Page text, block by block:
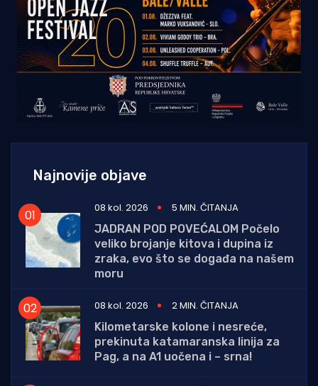
Najnovije objave
08 kol. 2026
5 MIN. ČITANJA
JADRAN POD POVEĆALOM Počelo
veliko brojanje kitova i dupina iz
zraka, evo što se događa na našem
moru
08 kol. 2026
2 MIN. ČITANJA
Kilometarske kolone i nesreće,
prekinuta katamaranska linija za
Pag, a na A1 uočena i – srna!